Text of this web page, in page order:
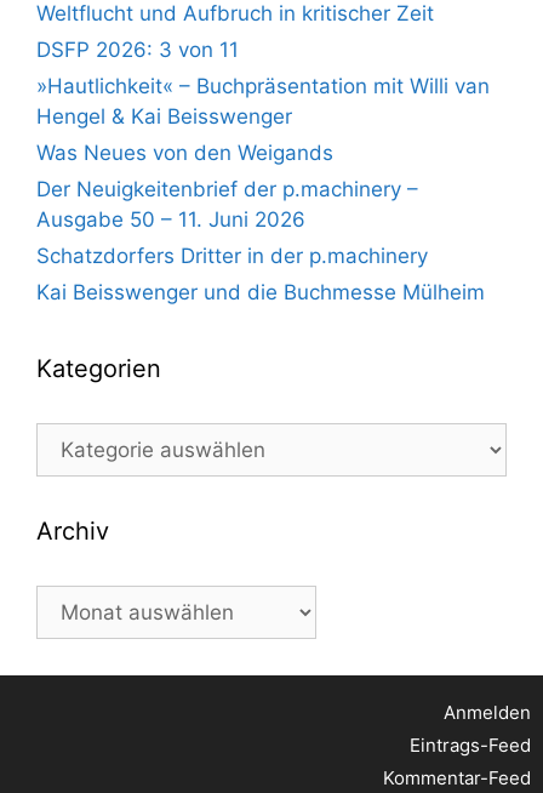
Weltflucht und Aufbruch in kritischer Zeit
DSFP 2026: 3 von 11
»Hautlichkeit« – Buchpräsentation mit Willi van
Hengel & Kai Beisswenger
Was Neues von den Weigands
Der Neuigkeitenbrief der p.machinery –
Ausgabe 50 – 11. Juni 2026
Schatzdorfers Dritter in der p.machinery
Kai Beisswenger und die Buchmesse Mülheim
Kategorien
Kategorien
Archiv
Archiv
Anmelden
Eintrags-Feed
Kommentar-Feed